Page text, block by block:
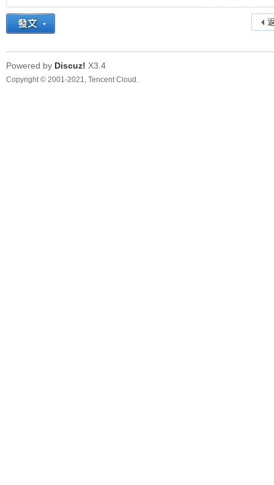
Powered by Discuz! X3.4
Copyright © 2001-2021, Tencent Cloud.